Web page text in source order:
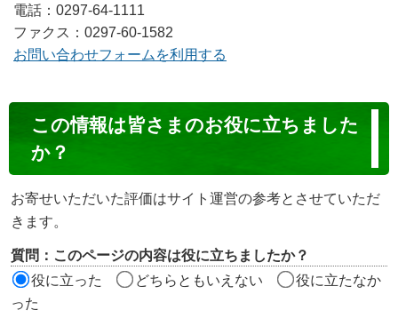
電話：0297-64-1111
ファクス：0297-60-1582
お問い合わせフォームを利用する
ン
ン
ツ
価
この情報は皆さまのお役に立ちました
か？
お寄せいただいた評価はサイト運営の参考とさせていただ
きます。
質問：このページの内容は役に立ちましたか？
役に立った
どちらともいえない
役に立たなか
った